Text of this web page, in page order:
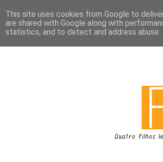
This site uses cookies from Google to
are shared with Google along with
statistics, and to detect and address abuse.